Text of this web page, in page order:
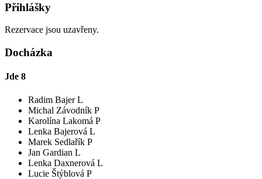
Přihlášky
Rezervace jsou uzavřeny.
Docházka
Jde 8
Radim Bajer L
Michal Závodník P
Karolína Lakomá P
Lenka Bajerová L
Marek Sedlařík P
Jan Gardian L
Lenka Daxnerová L
Lucie Štýblová P